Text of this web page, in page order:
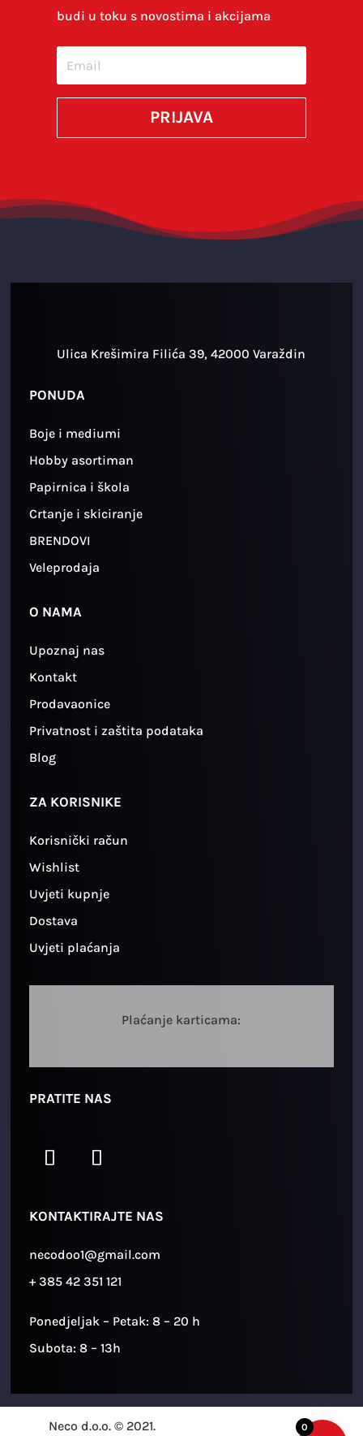
budem komentirao.
budi u toku s novostima i akcijama
PRIJAVA
Ulica Krešimira Filića 39, 42000 Varaždin
PONUDA
Boje i mediumi
Hobby asortiman
Papirnica i škola
Crtanje i skiciranje
BRENDOVI
Veleprodaja
O NAMA
Upoznaj nas
Kontakt
Prodavaonice
Privatnost i zaštita podataka
Blog
ZA KORISNIKE
Korisnički račun
Wishlist
Uvjeti kupnje
Dostava
Uvjeti plaćanja
Plaćanje karticama:
PRATITE NAS
KONTAKTIRAJTE NAS
necodoo1@gmail.com
+ 385 42 351 121
Ponedjeljak – Petak: 8 – 20 h
Subota: 8 – 13h
Neco d.o.o. © 2021. 0